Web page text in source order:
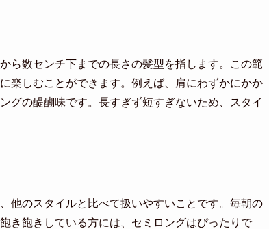
ら数センチ下までの長さの髪型を指します。この範
楽しむことができます。例えば、肩にわずかにかか
グの醍醐味です。長すぎず短すぎないため、スタイ
他のスタイルと比べて扱いやすいことです。毎朝の
き飽きしている方には、セミロングはぴったりで